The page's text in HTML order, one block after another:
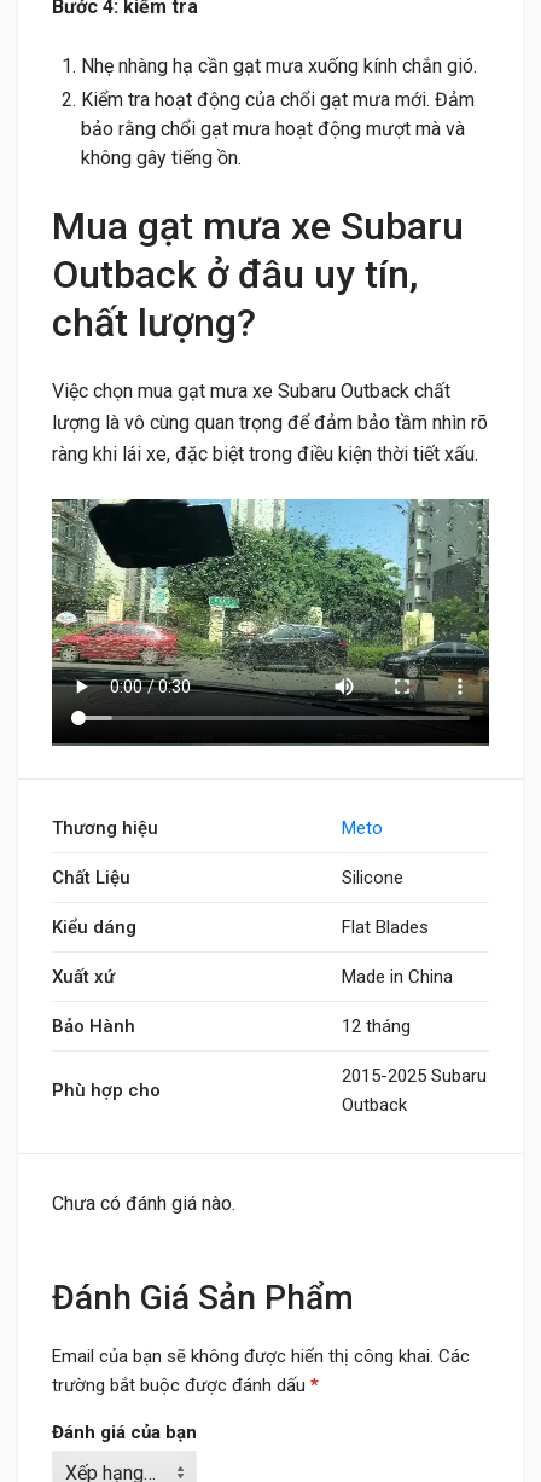
Bước 4: kiểm tra
Nhẹ nhàng hạ cần gạt mưa xuống kính chắn gió.
Kiểm tra hoạt động của chổi gạt mưa mới. Đảm
bảo rằng chổi gạt mưa hoạt động mượt mà và
không gây tiếng ồn.
Mua gạt mưa xe Subaru
Outback ở đâu uy tín,
chất lượng?
Việc chọn mua gạt mưa xe Subaru Outback chất
lượng là vô cùng quan trọng để đảm bảo tầm nhìn rõ
ràng khi lái xe, đặc biệt trong điều kiện thời tiết xấu.
Thương hiệu Meto
Chất Liệu Silicone
Kiểu dáng Flat Blades
Xuất xứ Made in China
Bảo Hành 12 tháng
Phù hợp cho
2015-2025 Subaru
Outback
Chưa có đánh giá nào.
Đánh Giá Sản Phẩm
Email của bạn sẽ không được hiển thị công khai. Các
trường bắt buộc được đánh dấu *
Đánh giá của bạn